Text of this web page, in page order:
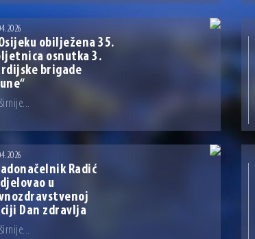
obilježena 35.
osnutka 3.
brigade
Radić
u
Dan zdravlja